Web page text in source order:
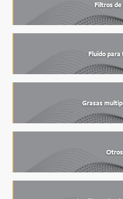
Filtros de
Fluido para
Grasas
Otros